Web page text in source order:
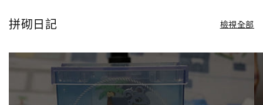
拼砌日記 檢視全部